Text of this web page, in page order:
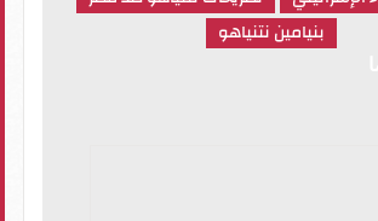
بنيامين نتنياهو